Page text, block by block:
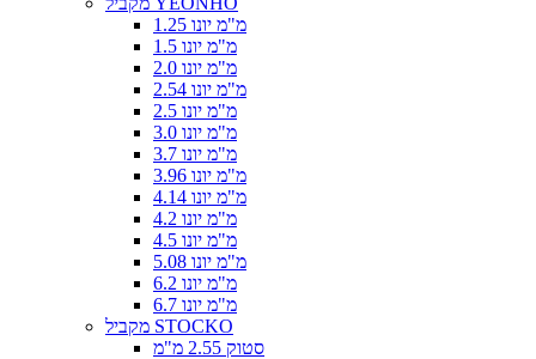
1.25 מ"מ יונו
1.5 מ"מ יונו
2.0 מ"מ יונו
2.54 מ"מ יונו
2.5 מ"מ יונו
3.0 מ"מ יונו
3.7 מ"מ יונו
3.96 מ"מ יונו
4.14 מ"מ יונו
4.2 מ"מ יונו
4.5 מ"מ יונו
5.08 מ"מ יונו
6.2 מ"מ יונו
6.7 מ"מ יונו
מקביל STOCKO
סטוק 2.55 מ"מ